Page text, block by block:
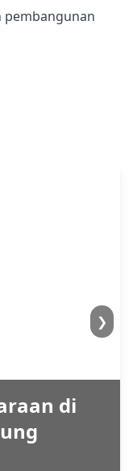
pembangunan
di
❯